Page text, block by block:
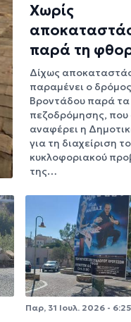
Χωρίς
παρά τη
Δίχως
παραμένει ο
Βροντάδου παρά
πεζοδρόμησης, που
αναφέρει η
για τη διαχείριση
κυκλοφοριακού
της…
Παρ, 31 Ιουλ. 2026 - 6:25